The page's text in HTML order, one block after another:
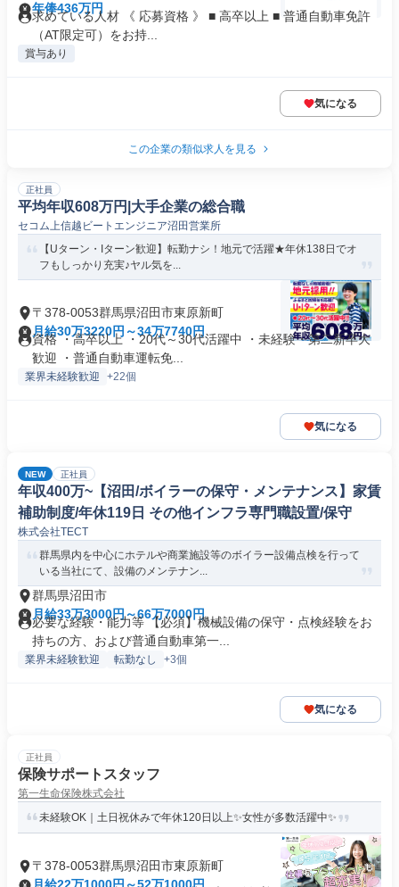
年俸436万円
求めている人材 《 応募資格 》 ■ 高卒以上 ■ 普通自動車免許
（AT限定可）をお持...
賞与あり
気になる
この企業の類似求人を見る
正社員
平均年収608万円|大手企業の総合職
セコム上信越ビートエンジニア沼田営業所
【Uターン・Iターン歓迎】転勤ナシ！地元で活躍★年休138日でオ
フもしっかり充実♪ヤル気を...
〒378-0053群馬県沼田市東原新町
月給30万3220円～34万7740円
資格 ・高卒以上 ・20代～30代活躍中 ・未経験・第二新卒大
歓迎 ・普通自動車運転免...
業界未経験歓迎 +22個
気になる
NEW 正社員
年収400万~【沼田/ボイラーの保守・メンテナンス】家賃
補助制度/年休119日 その他インフラ専門職設置/保守
株式会社TECT
群馬県内を中心にホテルや商業施設等のボイラー設備点検を行って
いる当社にて、設備のメンテナン...
群馬県沼田市
月給33万3000円～66万7000円
必要な経験・能力等 【必須】機械設備の保守・点検経験をお
持ちの方、および普通自動車第一...
業界未経験歓迎 転勤なし +3個
気になる
正社員
保険サポートスタッフ
第一生命保険株式会社
未経験OK｜土日祝休みで年休120日以上✨女性が多数活躍中✨
〒378-0053群馬県沼田市東原新町